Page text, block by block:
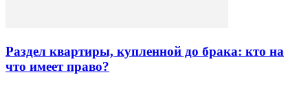
Раздел квартиры, купленной до брака: кто на
что имеет право?